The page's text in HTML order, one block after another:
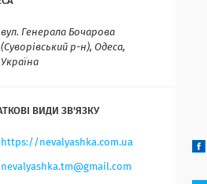
вул. Генерала Бочарова
(Суворівський р-н), Одеса,
Україна
https://nevalyashka.com.ua
nevalyashka.tm@gmail.com